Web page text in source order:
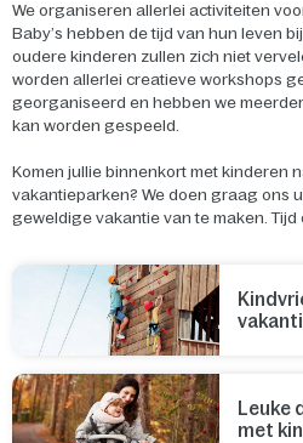
We organiseren allerlei activiteiten
Baby’s hebben de tijd van hun leven
oudere kinderen zullen zich niet
worden allerlei creatieve workshops
georganiseerd en hebben we
kan worden gespeeld.
Komen jullie binnenkort met kinderen
vakantieparken? We doen graag ons
geweldige vakantie van te maken.
Leuke
met